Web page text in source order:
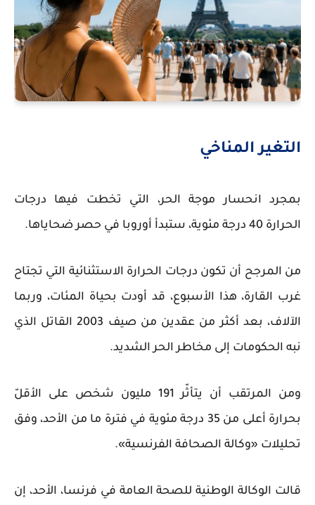
التغير المناخي
بمجرد انحسار موجة الحر، التي تخطت فيها درجات
الحرارة 40 درجة مئوية، ستبدأ أوروبا في حصر ضحاياها.
من المرجح أن تكون درجات الحرارة الاستثنائية التي تجتاح
غرب القارة، هذا الأسبوع، قد أودت بحياة المئات، وربما
الآلاف، بعد أكثر من عقدين من صيف 2003 القاتل الذي
نبه الحكومات إلى مخاطر الحر الشديد.
ومن المرتقب أن يتأثّر 191 مليون شخص على الأقلّ
بحرارة أعلى من 35 درجة مئوية في فترة ما من الأحد، وفق
تحليلات «وكالة الصحافة الفرنسية».
‌قالت الوكالة الوطنية للصحة العامة في فرنسا، الأحد، إن